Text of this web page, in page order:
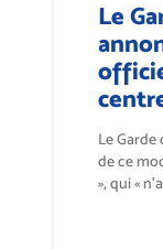
Le
Le Garde
de ce
», qui «